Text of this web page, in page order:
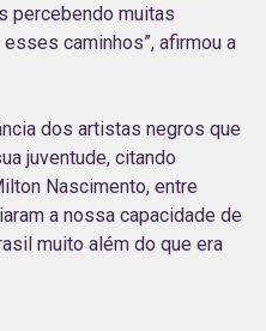
percebendo muitas
caminhos”, afirmou a
dos artistas negros que
juventude, citando
Nascimento, entre
a nossa capacidade de
muito além do que era